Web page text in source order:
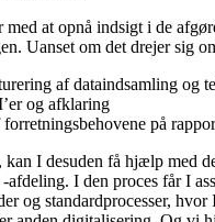
at opnå indsigt i de
Uanset om det drejer sig
af dataindsamling og
og afklaring
på
I desuden få hjælp med
afdeling. I den proces får I
og standardprocesser, hvor